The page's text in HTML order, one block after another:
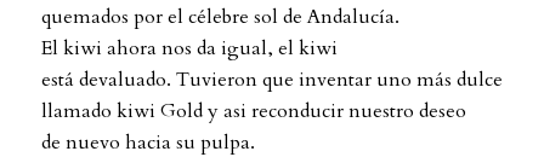
quemados por el célebre sol de Andalucía.
El kiwi ahora nos da igual, el kiwi
está devaluado. Tuvieron que inventar uno más dulce
llamado kiwi Gold y asi reconducir nuestro deseo
de nuevo hacia su pulpa.